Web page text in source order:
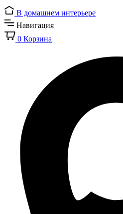
В домашнем интерьере
Навигация
0 Корзина